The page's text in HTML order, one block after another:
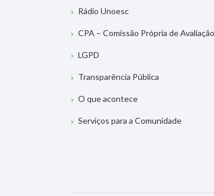
Rádio Unoesc
CPA – Comissão Própria de Avaliação
LGPD
Transparência Pública
O que acontece
Serviços para a Comunidade